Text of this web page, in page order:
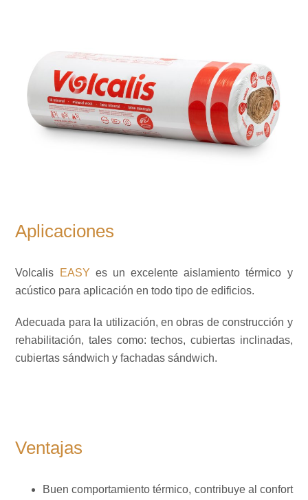
Aplicaciones
Volcalis EASY es un excelente aislamiento térmico y
acústico para aplicación en todo tipo de edificios.
Adecuada para la utilización, en obras de construcción y
rehabilitación, tales como: techos, cubiertas inclinadas,
cubiertas sándwich y fachadas sándwich.
Ventajas
Buen comportamiento térmico, contribuye al confort